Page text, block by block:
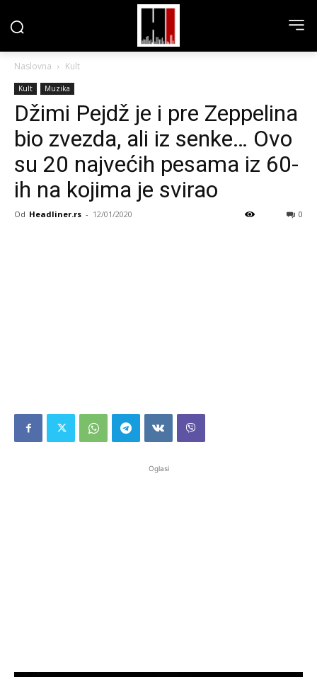
Naslovna Kult
Kult Muzika
Džimi Pejdž je i pre Zeppelina
bio zvezda, ali iz senke… Ovo
su 20 najvećih pesama iz 60-
ih na kojima je svirao
Od Headliner.rs - 12/01/2020 0
Oglasi